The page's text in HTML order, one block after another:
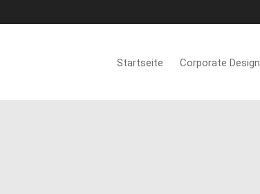
Startseite Corporate Design